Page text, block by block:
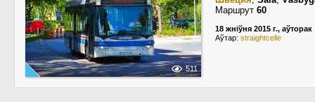
511
Маршрут 60
18 жніўня 2015 г., аўторак
Аўтар: straightcelle